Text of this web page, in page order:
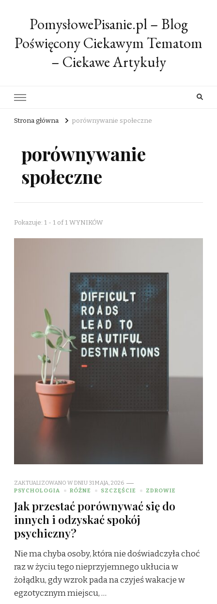
PomysłowePisanie.pl – Blog
Poświęcony Ciekawym Tematom
– Ciekawe Artykuły
Strona główna porównywanie społeczne
porównywanie
społeczne
Pokazuje: 1 - 1 of 1 WYNIKÓW
ZAKTUALIZOWANO W DNIU 31 MAJA, 2026
PSYCHOLOGIA
RÓŻNE SZCZĘŚCIE ZDROWIE
Jak przestać porównywać się do
innych i odzyskać spokój
psychiczny?
Nie ma chyba osoby, która nie doświadczyła choć
raz w życiu tego nieprzyjemnego ukłucia w
żołądku, gdy wzrok pada na czyjeś wakacje w
egzotycznym miejscu, …